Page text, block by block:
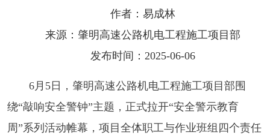
作者： 易成林
来源： 肇明高速公路机电工程施工项目部
发布时间：2025-06-06
6月 5日，肇明高速公路机电工程施工项目部 围
绕“敲响安全警钟”主题，正式拉开“安全警示教育
周 ”系列活动帷幕，项目全体职工与作业班组四个责任